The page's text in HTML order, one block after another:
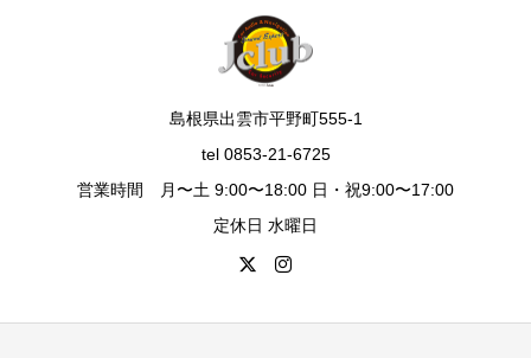
島根県出雲市平野町555-1
tel 0853-21-6725
営業時間 月〜土 9:00〜18:00 日・祝9:00〜17:00
定休日 水曜日